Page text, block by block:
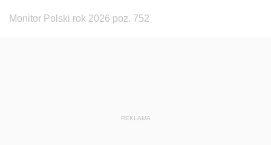
Monitor Polski rok 2026 poz. 752
REKLAMA